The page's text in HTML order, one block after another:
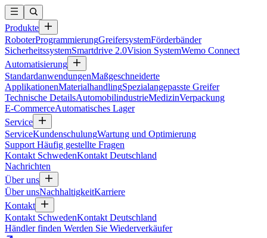
Produkte
RoboterProgrammierungGreifersystemFörderbänder
SicherheitssystemSmartdrive 2.0Vision SystemWemo Connect
Automatisierung
StandardanwendungenMaßgeschneiderte
ApplikationenMaterialhandlingSpezialangepasste Greifer
Technische DetailsAutomobilindustrieMedizinVerpackung
E-CommerceAutomatisches Lager
Service
ServiceKundenschulungWartung und Optimierung
Support Häufig gestellte Fragen
Kontakt SchwedenKontakt Deutschland
Nachrichten
Über uns
Über unsNachhaltigkeitKarriere
Kontakt
Kontakt SchwedenKontakt Deutschland
Händler finden Werden Sie Wiederverkäufer